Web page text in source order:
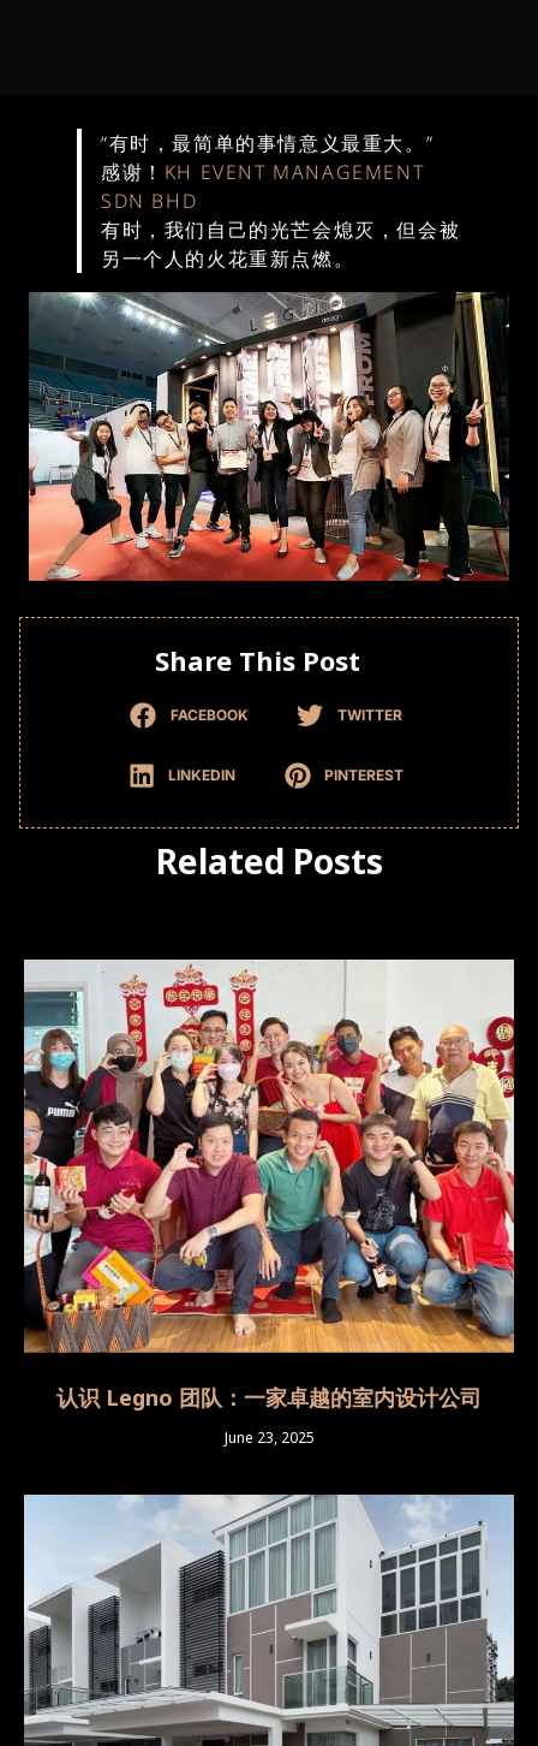
“有时，最简单的事情意义最重大。”
感谢！ KH EVENT MANAGEMENT
SDN BHD
有时，我们自己的光芒会熄灭，但会被
另一个人的火花重新点燃。
Share This Post
FACEBOOK TWITTER
LINKEDIN PINTEREST
Related Posts
认识 Legno 团队：一家卓越的室内设计公司
June 23, 2025